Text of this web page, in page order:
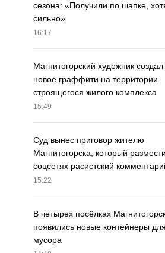
сезона: «Получили по шапке,
сильно»
16:17
Магнитогорский художник создал
новое граффити на территории
строящегося жилого комплекса
15:49
Суд вынес приговор жителю
Магнитогорска, который
соцсетях расистский
15:22
В четырех посёлках
появились новые контейнеры для
мусора